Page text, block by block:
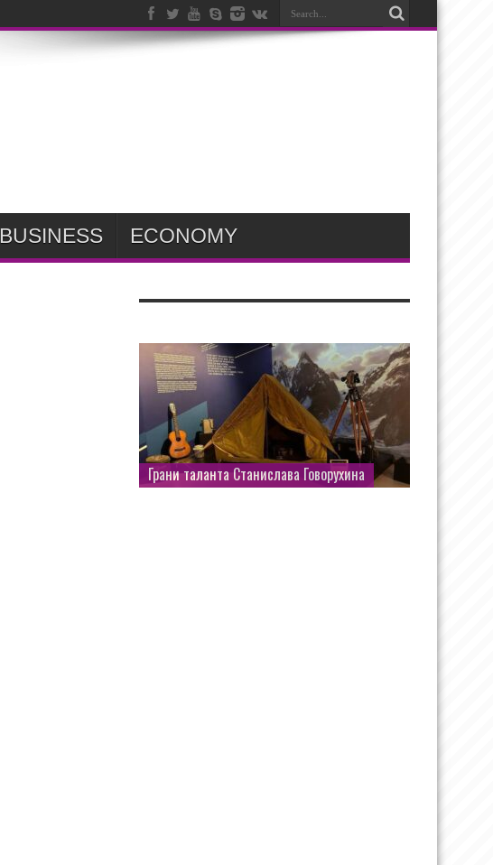
BUSINESS ECONOMY
Грани таланта Станислава Говорухина